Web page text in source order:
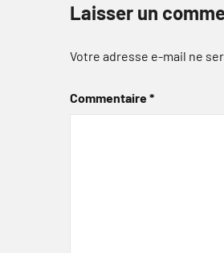
Laisser un
Votre adresse e-mail ne
Commentaire*